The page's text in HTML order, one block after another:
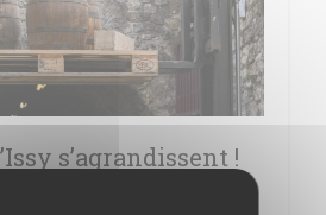
s’agrandissent !